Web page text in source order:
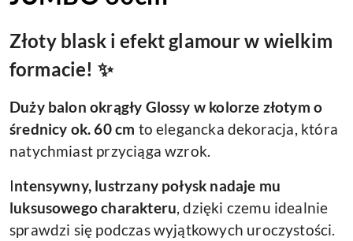
Złoty blask i efekt glamour w wielkim
formacie! ✨
Duży balon okrągły Glossy w kolorze złotym o
średnicy ok. 60 cm to elegancka dekoracja, która
natychmiast przyciąga wzrok.
Intensywny, lustrzany połysk nadaje mu
luksusowego charakteru, dzięki czemu idealnie
sprawdzi się podczas wyjątkowych uroczystości.